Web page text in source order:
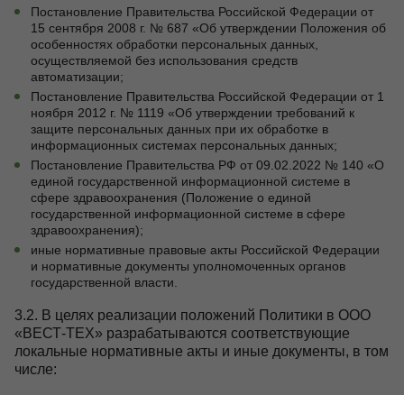
Постановление Правительства Российской Федерации от
15 сентября 2008 г. № 687 «Об утверждении Положения об
особенностях обработки персональных данных,
осуществляемой без использования средств
автоматизации;
Постановление Правительства Российской Федерации от 1
ноября 2012 г. № 1119 «Об утверждении требований к
защите персональных данных при их обработке в
информационных системах персональных данных;
Постановление Правительства РФ от 09.02.2022 № 140 «О
единой государственной информационной системе в
сфере здравоохранения (Положение о единой
государственной информационной системе в сфере
здравоохранения);
иные нормативные правовые акты Российской Федерации
и нормативные документы уполномоченных органов
государственной власти.
3.2. В целях реализации положений Политики в ООО
«ВЕСТ-ТЕХ» разрабатываются соответствующие
локальные нормативные акты и иные документы, в том
числе: